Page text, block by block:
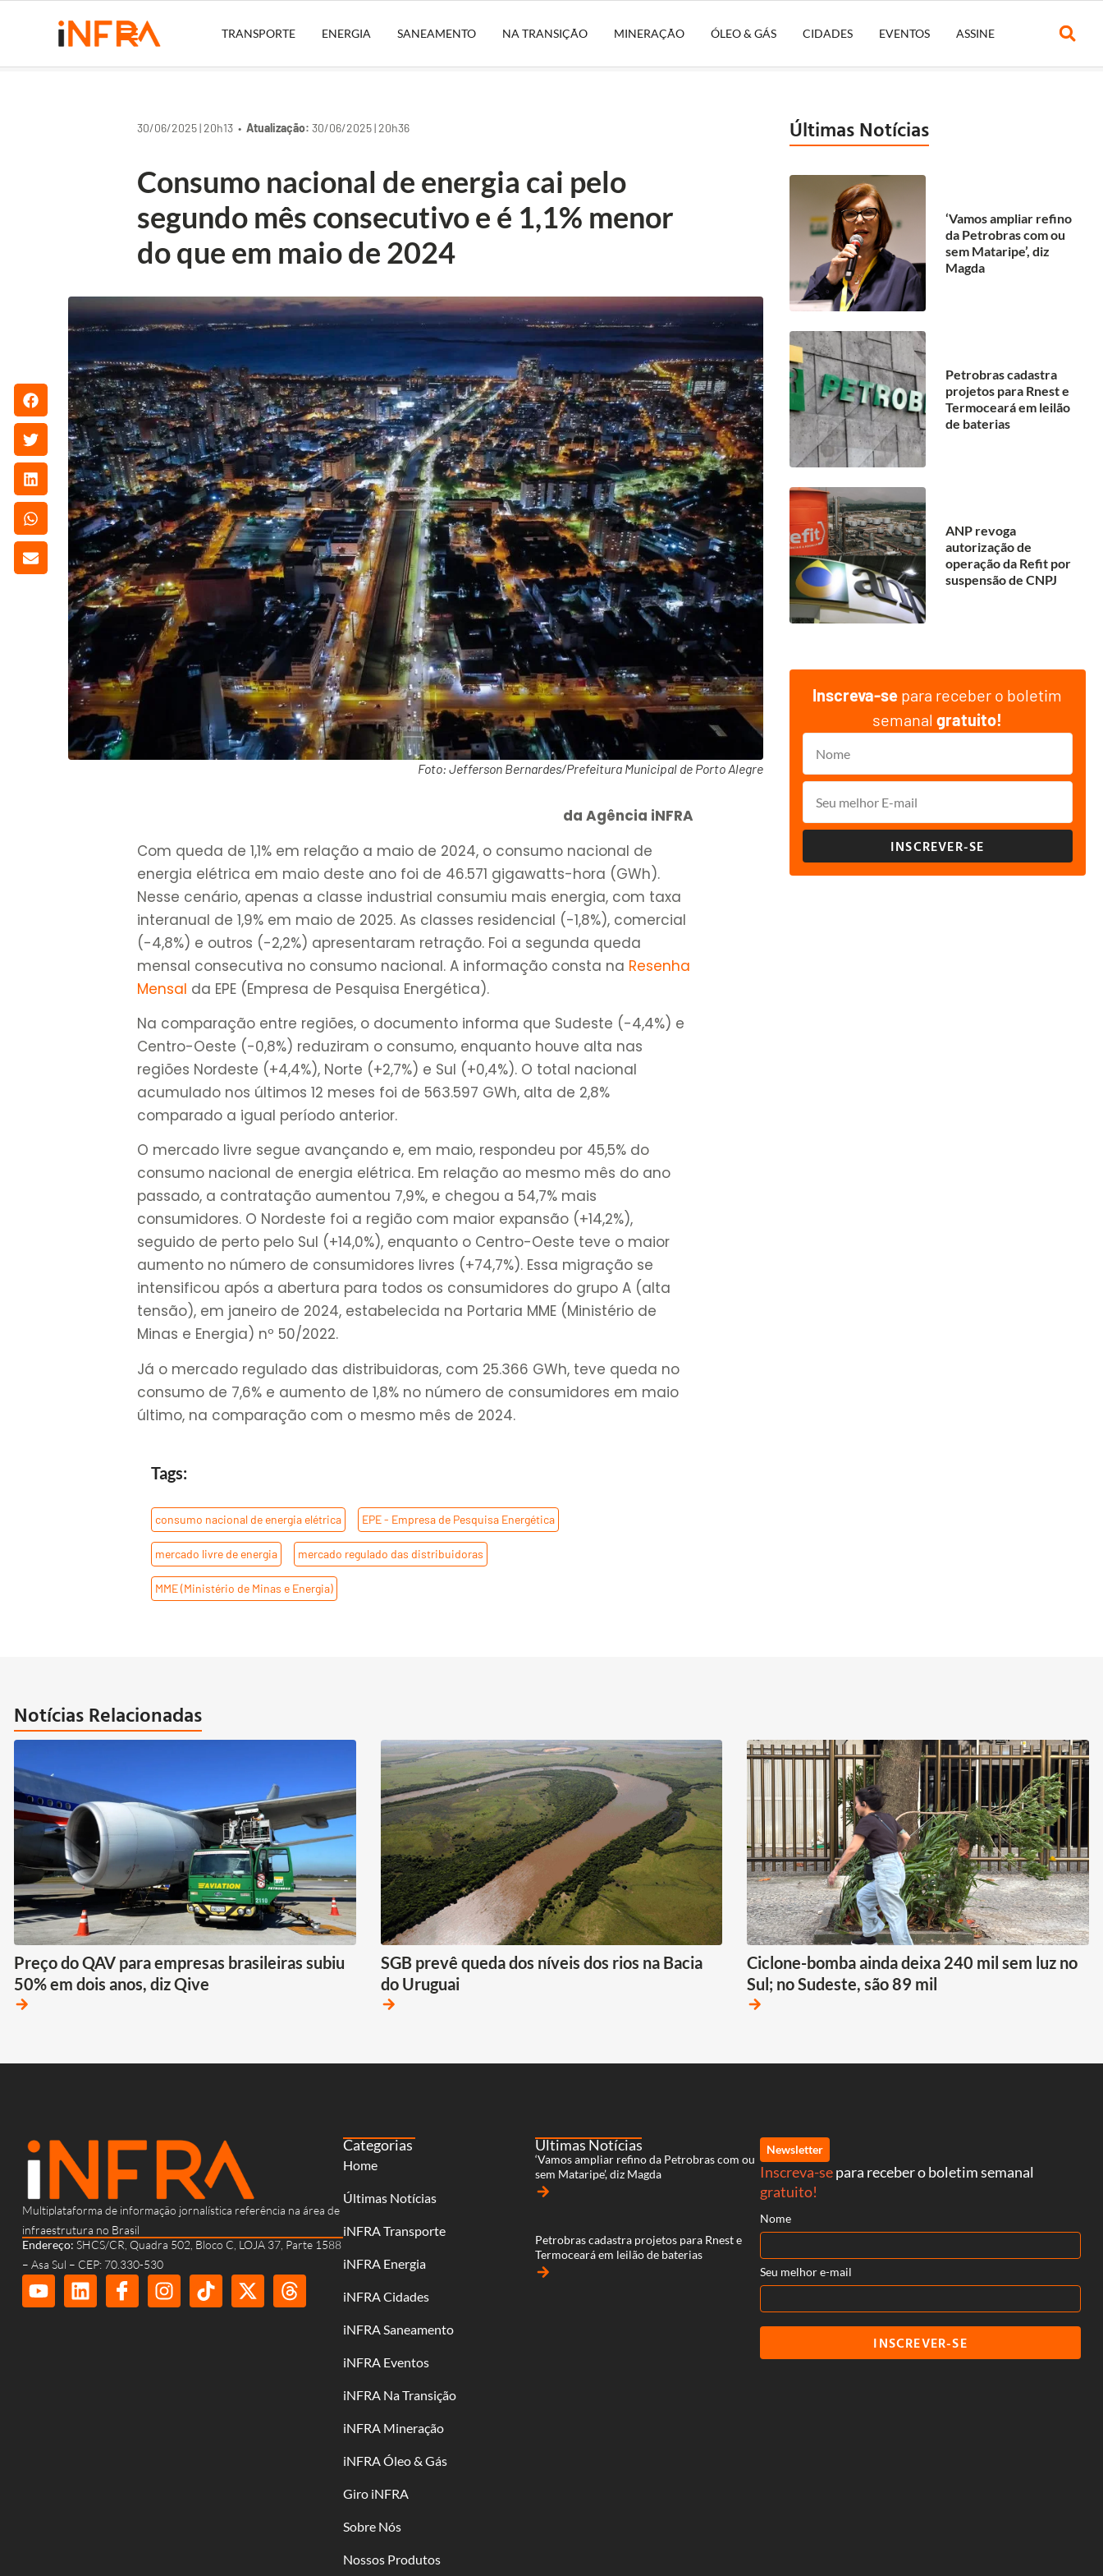
TRANSPORTE ENERGIA SANEAMENTO NA TRANSIÇÃO MINERAÇÃO ÓLEO & GÁS CIDADES EVENTOS ASSINE
30/06/2025 | 20h13 •Atualização: 30/06/2025 | 20h36
Consumo nacional de energia cai pelo
segundo mês consecutivo e é 1,1% menor
do que em maio de 2024
Foto: Jefferson Bernardes/Prefeitura Municipal de Porto Alegre
da Agência iNFRA
Com queda de 1,1% em relação a maio de 2024, o consumo nacional de
energia elétrica em maio deste ano foi de 46.571 gigawatts-hora (GWh).
Nesse cenário, apenas a classe industrial consumiu mais energia, com taxa
interanual de 1,9% em maio de 2025. As classes residencial (-1,8%), comercial
(-4,8%) e outros (-2,2%) apresentaram retração. Foi a segunda queda
mensal consecutiva no consumo nacional. A informação consta na Resenha
Mensal da EPE (Empresa de Pesquisa Energética).
Na comparação entre regiões, o documento informa que Sudeste (-4,4%) e
Centro-Oeste (-0,8%) reduziram o consumo, enquanto houve alta nas
regiões Nordeste (+4,4%), Norte (+2,7%) e Sul (+0,4%). O total nacional
acumulado nos últimos 12 meses foi de 563.597 GWh, alta de 2,8%
comparado a igual período anterior.
O mercado livre segue avançando e, em maio, respondeu por 45,5% do
consumo nacional de energia elétrica. Em relação ao mesmo mês do ano
passado, a contratação aumentou 7,9%, e chegou a 54,7% mais
consumidores. O Nordeste foi a região com maior expansão (+14,2%),
seguido de perto pelo Sul (+14,0%), enquanto o Centro-Oeste teve o maior
aumento no número de consumidores livres (+74,7%). Essa migração se
intensificou após a abertura para todos os consumidores do grupo A (alta
tensão), em janeiro de 2024, estabelecida na Portaria MME (Ministério de
Minas e Energia) nº 50/2022.
Já o mercado regulado das distribuidoras, com 25.366 GWh, teve queda no
consumo de 7,6% e aumento de 1,8% no número de consumidores em maio
último, na comparação com o mesmo mês de 2024.
Tags:
consumo nacional de energia elétrica EPE - Empresa de Pesquisa Energética
mercado livre de energia mercado regulado das distribuidoras
MME (Ministério de Minas e Energia)
Últimas Notícias
‘Vamos ampliar refino
da Petrobras com ou
sem Mataripe’, diz
Magda
Petrobras cadastra
projetos para Rnest e
Termoceará em leilão
de baterias
ANP revoga
autorização de
operação da Refit por
suspensão de CNPJ
Inscreva-se para receber o boletim
semanalgratuito!
INSCREVER-SE
Notícias Relacionadas
Preço do QAV para empresas brasileiras subiu
50% em dois anos, diz Qive
arrow_forward
SGB prevê queda dos níveis dos rios na Bacia
do Uruguai
arrow_forward
Ciclone-bomba ainda deixa 240 mil sem luz no
Sul; no Sudeste, são 89 mil
arrow_forward
Multiplataforma de informação jornalística referência na área de
infraestrutura no Brasil
Endereço: SHCS/CR, Quadra 502, Bloco C, LOJA 37, Parte 1588
– Asa Sul – CEP: 70.330-530
Categorias
Home
Últimas Notícias
iNFRA Transporte
iNFRA Energia
iNFRA Cidades
iNFRA Saneamento
iNFRA Eventos
iNFRA Na Transição
iNFRA Mineração
iNFRA Óleo & Gás
Giro iNFRA
Sobre Nós
Nossos Produtos
Últimas Notícias
‘Vamos ampliar refino da Petrobras com ou
sem Mataripe’, diz Magda
arrow_forward
Petrobras cadastra projetos para Rnest e
Termoceará em leilão de baterias
arrow_forward
Newsletter
Inscreva-separa receber o boletim semanal
gratuito!
Nome
Seu melhor e-mail
INSCREVER-SE